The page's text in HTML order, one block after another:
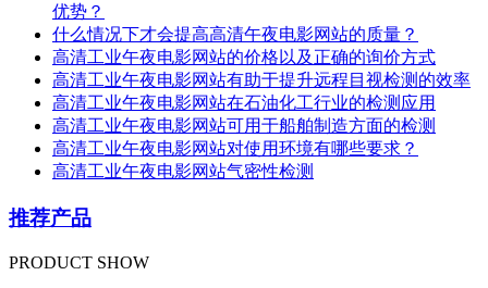
优势？
什么情况下才会提高高清午夜电影网站的质量？
高清工业午夜电影网站的价格以及正确的询价方式
高清工业午夜电影网站有助于提升远程目视检测的效率
高清工业午夜电影网站在石油化工行业的检测应用
高清工业午夜电影网站可用于船舶制造方面的检测
高清工业午夜电影网站对使用环境有哪些要求？
高清工业午夜电影网站气密性检测
推荐产品
PRODUCT SHOW